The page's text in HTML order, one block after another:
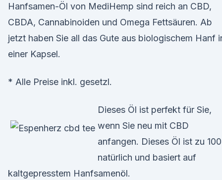
Hanfsamen-Öl von MediHemp sind reich an CBD,
CBDA, Cannabinoiden und Omega Fettsäuren. Ab
jetzt haben Sie all das Gute aus biologischem Hanf
einer Kapsel.
* Alle Preise inkl. gesetzl.
Dieses Öl ist perfekt für Sie,
wenn Sie neu mit CBD
anfangen. Dieses Öl ist zu
natürlich und basiert auf
kaltgepresstem Hanfsamenöl.